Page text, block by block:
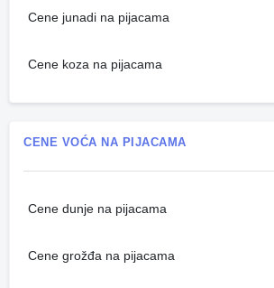
Cene junadi na pijacama
Cene koza na pijacama
CENE VOĆA NA PIJACAMA
Cene dunje na pijacama
Cene grožđa na pijacama